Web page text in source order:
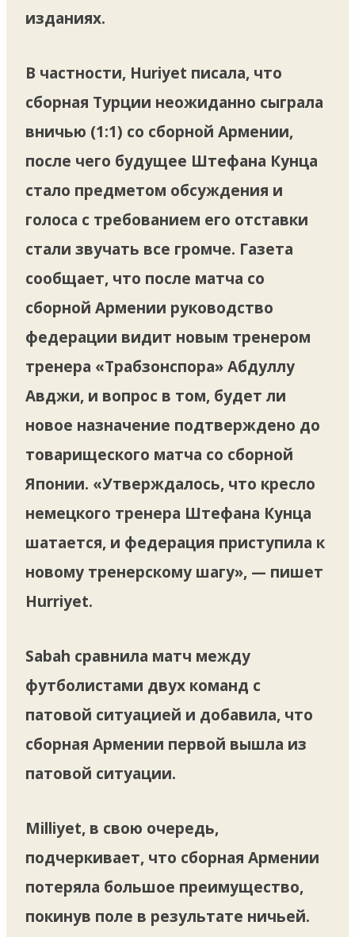
изданиях.
В частности, Huriyet писала, что
сборная Турции неожиданно сыграла
вничью (1:1) со сборной Армении,
после чего будущее Штефана Кунца
стало предметом обсуждения и
голоса с требованием его отставки
стали звучать все громче. Газета
сообщает, что после матча со
сборной Армении руководство
федерации видит новым тренером
тренера «Трабзонспора» Абдуллу
Авджи, и вопрос в том, будет ли
новое назначение подтверждено до
товарищеского матча со сборной
Японии. «Утверждалось, что кресло
немецкого тренера Штефана Кунца
шатается, и федерация приступила к
новому тренерскому шагу», — пишет
Hurriyet.
Sabah сравнила матч между
футболистами двух команд с
патовой ситуацией и добавила, что
сборная Армении первой вышла из
патовой ситуации.
Milliyet, в свою очередь,
подчеркивает, что сборная Армении
потеряла большое преимущество,
покинув поле в результате ничьей.